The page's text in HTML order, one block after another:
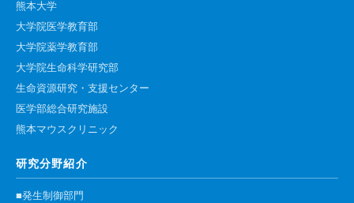
研究支援
リエゾンラボLILAについて
組織標本作製・HE染色
質量分析
高速シーケンサー解析
熊本大学
大学院医学教育部
大学院薬学教育部
大学院生命科学研究部
生命資源研究・支援センター
医学部総合研究施設
熊本マウスクリニック
研究分野紹介
■発生制御部門